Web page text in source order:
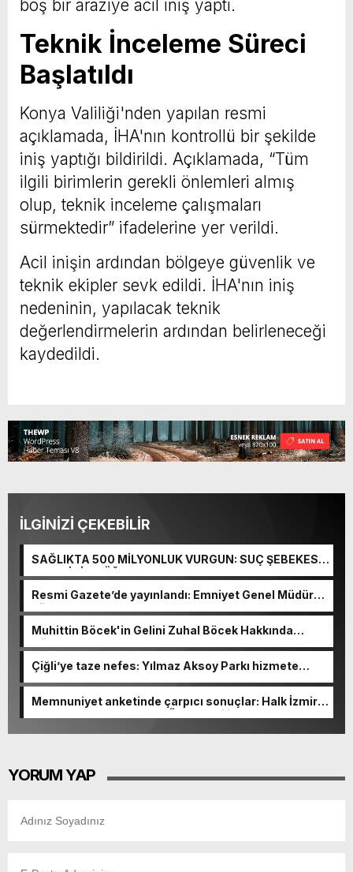
boş bir araziye acil iniş yaptı.
Teknik İnceleme Süreci
Başlatıldı
Konya Valiliği'nden yapılan resmi
açıklamada, İHA'nın kontrollü bir şekilde
iniş yaptığı bildirildi. Açıklamada, “Tüm
ilgili birimlerin gerekli önlemleri almış
olup, teknik inceleme çalışmaları
sürmektedir” ifadelerine yer verildi.
Acil inişin ardından bölgeye güvenlik ve
teknik ekipler sevk edildi. İHA'nın iniş
nedeninin, yapılacak teknik
değerlendirmelerin ardından belirleneceği
kaydedildi.
İLGİNİZİ ÇEKEBİLİR
SAĞLIKTA 500 MİLYONLUK VURGUN: SUÇ ŞEBEKESİ
KAÇIŞ İÇİN DÜĞMEYE BASTI!
Resmi Gazete’de yayınlandı: Emniyet Genel Müdürü
görevden alındı!
Muhittin Böcek'in Gelini Zuhal Böcek Hakkında
Gözaltı Kararı!
Çiğli’ye taze nefes: Yılmaz Aksoy Parkı hizmete
Memnuniyet anketinde çarpıcı sonuçlar: Halk İzmirli
başkanlardan memnun, Ömer Eşki ilk sırada
YORUM YAP